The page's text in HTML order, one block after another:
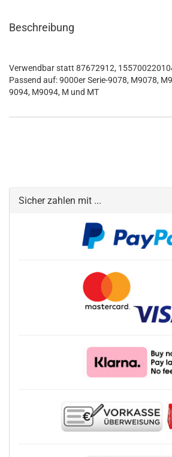
Beschreibung
Verwendbar statt 87672912,
Passend auf: 9000er Serie-9078, M9078,
9094, M9094, M und MT
Sicher zahlen mit ...